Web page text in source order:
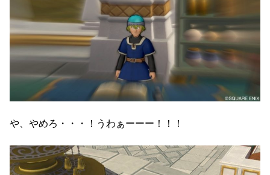
や、やめろ・・・！うわぁーーー！！！